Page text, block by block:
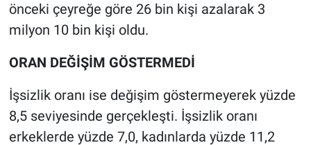
önceki çeyreğe göre 26 bin kişi azalarak 3
milyon 10 bin kişi oldu.
ORAN DEĞİŞİM GÖSTERMEDİ
İşsizlik oranı ise değişim göstermeyerek yüzde
8,5 seviyesinde gerçekleşti. İşsizlik oranı
erkeklerde yüzde 7,0, kadınlarda yüzde 11,2